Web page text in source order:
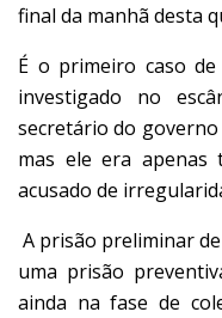
final da manhã desta
É o primeiro caso
investigado no
secretário do
mas ele era apenas
acusado de
A prisão preliminar
uma prisão
ainda na fase de